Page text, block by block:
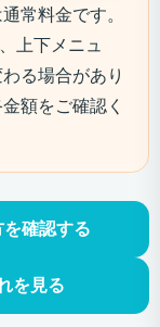
常料金です。
上下メニュ
る場合があり
額をご確認く
確認する
を見る